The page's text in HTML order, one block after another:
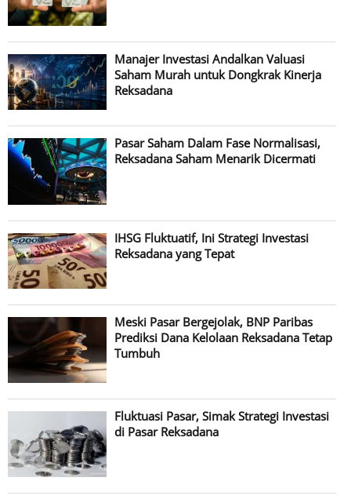
Manajer Investasi Andalkan Valuasi
Saham Murah untuk Dongkrak Kinerja
Reksadana
Pasar Saham Dalam Fase Normalisasi,
Reksadana Saham Menarik Dicermati
IHSG Fluktuatif, Ini Strategi Investasi
Reksadana yang Tepat
Meski Pasar Bergejolak, BNP Paribas
Prediksi Dana Kelolaan Reksadana Tetap
Tumbuh
Fluktuasi Pasar, Simak Strategi Investasi
di Pasar Reksadana